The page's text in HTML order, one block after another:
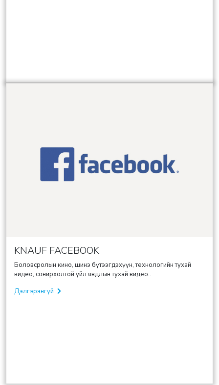
KNAUF FACEBOOK
Боловсролын кино, шинэ бүтээгдэхүүн, технологийн тухай
видео, сонирхолтой үйл явдлын тухай видео..
Дэлгэрэнгүй